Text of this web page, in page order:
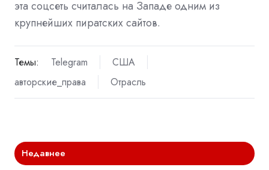
эта соцсеть считалась на Западе одним из
крупнейших пиратских сайтов.
Темы: Telegram
США
авторские_права
Отрасль
Недавнее